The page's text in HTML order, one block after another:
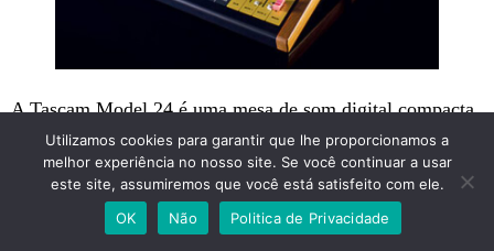
A Tascam Model 24 é uma mesa de som digital compacta
e acessível, indicada para igrejas e estúdios de gravação.
Ela possui 24 canais de entrada, 16 saídas de mixagem e
uma série de recursos avançados, como equalização de
Utilizamos cookies para garantir que lhe proporcionamos a
melhor experiência no nosso site. Se você continuar a usar
este site, assumiremos que você está satisfeito com ele.
OK
Não Politica de Privacidade